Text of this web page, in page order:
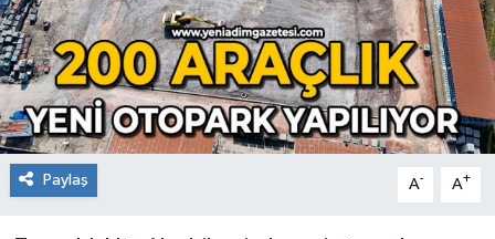
Paylaş A- A+
Künye